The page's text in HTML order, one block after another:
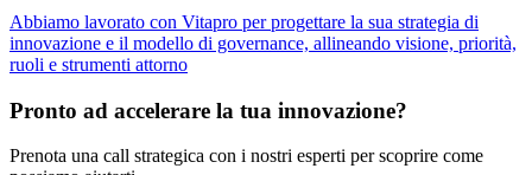
Abbiamo lavorato con Vitapro per progettare la sua strategia di
innovazione e il modello di governance, allineando visione, priorità,
ruoli e strumenti attorno
Pronto ad accelerare la tua innovazione?
Prenota una call strategica con i nostri esperti per scoprire come